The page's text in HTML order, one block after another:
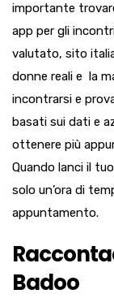
importante
app per gli
valutato, sito
donne reali e la
incontrarsi e
basati sui dati e
ottenere più
Quando lanci il
solo un’ora di
appuntamento.
Badoo